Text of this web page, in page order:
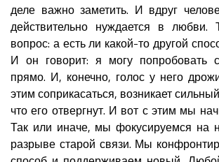
деле важно заметить. И вдруг
действительно нуждается в любви.
вопрос: а есть ли какой-то другой
И он говорит: я могу попробовать
прямо. И, конечно, голос у него
этим соприкасаться, возникает
что его отвергнут. И вот с этим мы
Так или иначе, мы фокусируемся на
разрыве старой связи. Мы